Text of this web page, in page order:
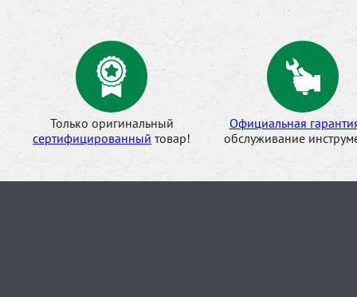
Только оригинальный
сертифицированный товар!
Официальная
обслуживание